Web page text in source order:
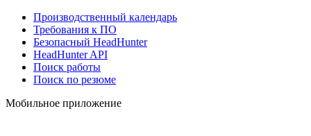
Производственный календарь
Требования к ПО
Безопасный HeadHunter
HeadHunter API
Поиск работы
Поиск по резюме
Мобильное приложение